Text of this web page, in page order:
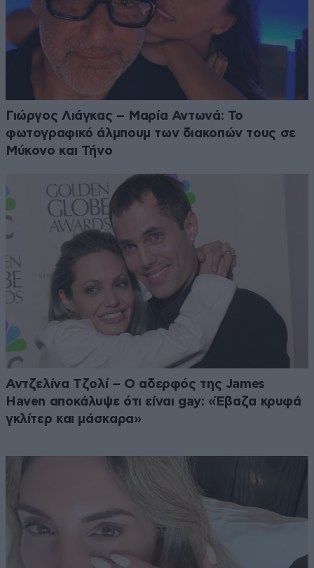
Γιώργος Λιάγκας – Μαρία Αντωνά: Το
φωτογραφικό άλμπουμ των διακοπών τους σε
Μύκονο και Τήνο
Αντζελίνα Τζολί – Ο αδερφός της James
Haven αποκάλυψε ότι είναι gay: «Έβαζα κρυφά
γκλίτερ και μάσκαρα»